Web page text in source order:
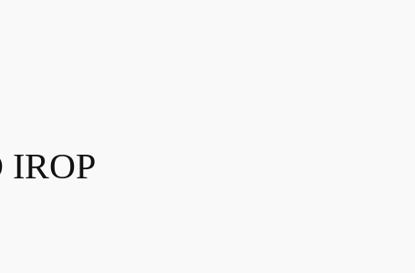
IROP